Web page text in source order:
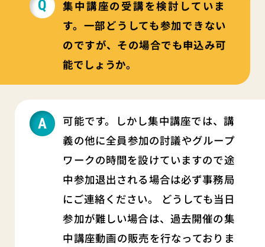
集中講座の受講を検討していま
す。一部どうしても参加できない
のですが、その場合でも申込み可
能でしょうか。
可能です。しかし集中講座では、講
義の他に全員参加の討議やグループ
ワークの時間を設けていますので途
中参加退出される場合は必ず事務局
にご連絡ください。 どうしても当日
参加が難しい場合は、過去開催の集
中講座動画の販売を行なっておりま